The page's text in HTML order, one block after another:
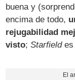
buena y
encima de todo,
rejugabilidad
visto;Starfieldes